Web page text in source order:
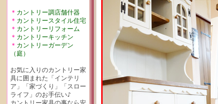
＊ カントリー調店舗什器
＊ カントリースタイル住宅
＊ カントリーリフォーム
＊ カントリーキッチン
＊ カントリーガーデン
（庭）
お気に入りのカントリー家
具に囲まれた「インテリ
ア」「家づくり」「スロー
ライフ」のお手伝い♪